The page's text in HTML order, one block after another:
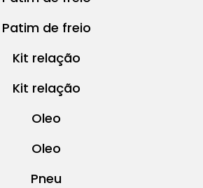
Patim de freio
Kit relação
Kit relação
Oleo
Oleo
Pneu